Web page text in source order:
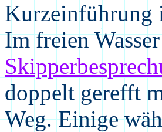
Kurzeinführung
Im freien
doppelt gerefft
Weg. Einige